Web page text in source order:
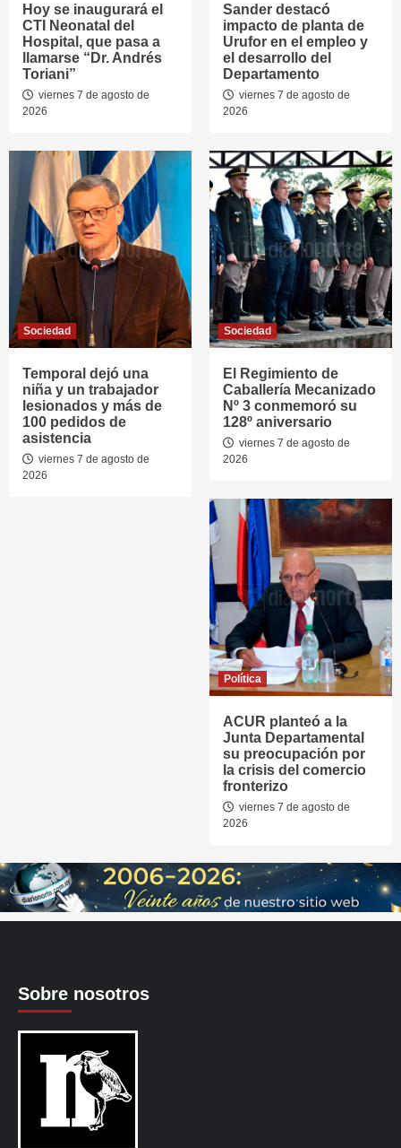
Hoy se inaugurará el
CTI Neonatal del
Hospital, que pasa a
llamarse “Dr. Andrés
Toriani”
viernes 7 de agosto de
2026
Sander destacó
impacto de planta de
Urufor en el empleo y
el desarrollo del
Departamento
viernes 7 de agosto de
2026
Sociedad
Temporal dejó una
niña y un trabajador
lesionados y más de
100 pedidos de
asistencia
viernes 7 de agosto de
2026
Sociedad
El Regimiento de
Caballería Mecanizado
Nº 3 conmemoró su
128º aniversario
viernes 7 de agosto de
2026
Política
ACUR planteó a la
Junta Departamental
su preocupación por
la crisis del comercio
fronterizo
viernes 7 de agosto de
2026
Sobre nosotros